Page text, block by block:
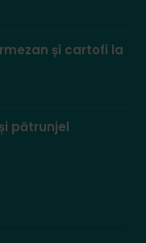
și cartofi la
pătrunjel